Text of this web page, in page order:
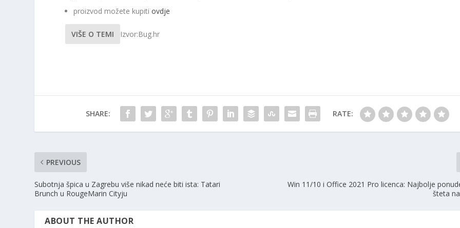
proizvod možete kupitiovdje
VIŠE O TEMI Izvor:Bug.hr
SHARE: RATE:
PREVIOUS
Subotnja špica u Zagrebu više nikad neće biti ista: Tatari
Brunch u RougeMarin Cityju
Win 11/10 i Office 2021 Pro licenca: Najbolje
šteta
ABOUT THE AUTHOR